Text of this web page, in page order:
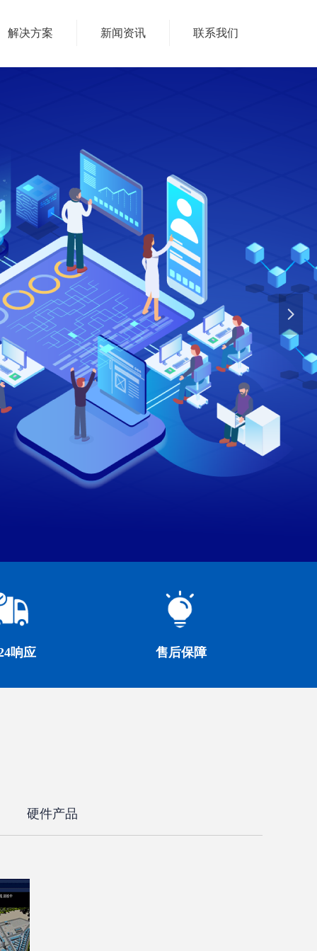
解决方案 新闻资讯 联系我们
硬件产品
响应 售后保障
넲